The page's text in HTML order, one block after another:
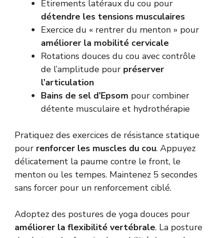
Étirements latéraux du cou pour
détendre les tensions musculaires
Exercice du « rentrer du menton » pour
améliorer la mobilité cervicale
Rotations douces du cou avec contrôle
de l’amplitude pour préserver
l’articulation
Bains de sel d’Epsom pour combiner
détente musculaire et hydrothérapie
Pratiquez des exercices de résistance statique
pour renforcer les muscles du cou. Appuyez
délicatement la paume contre le front, le
menton ou les tempes. Maintenez 5 secondes
sans forcer pour un renforcement ciblé.
Adoptez des postures de yoga douces pour
améliorer la flexibilité vertébrale. La posture